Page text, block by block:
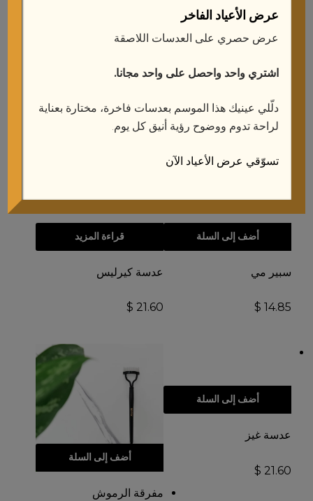
أضف إلى السلة
أضف إلى السلة
أحمر خدود بلاش مي
أضف إلى السلة
سبير مي
$ 14.85
قراءة المزيد
عدسة كيرليس
$ 21.60
أضف إلى السلة
عدسة غيز
$ 21.60
أضف إلى السلة
مفرقة الرموش
عرض الأعياد الفاخر
عرض حصري على العدسات اللاصقة
اشتري واحد واحصل على واحد مجانا.
دلّلي عينيك هذا الموسم بعدسات فاخرة، مختارة بعناية
لراحة تدوم ووضوح رؤية أنيق كل يوم.
تسوّقي عرض الأعياد الآن